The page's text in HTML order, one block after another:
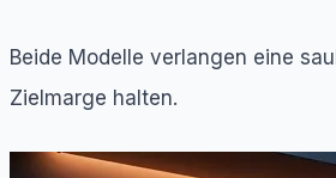
Beide Modelle verlangen eine
Zielmarge halten.